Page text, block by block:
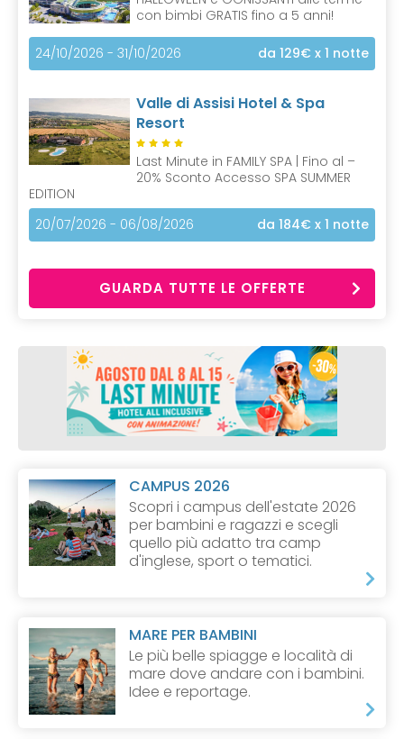
con bimbi GRATIS fino a 5 anni!
24/10/2026 - 31/10/2026 da 129€ x 1 notte
Valle di Assisi Hotel & Spa
Resort
Last Minute in FAMILY SPA | Fino al –
20% Sconto Accesso SPA SUMMER
EDITION
20/07/2026 - 06/08/2026
da 184€ x 1 notte
GUARDA TUTTE LE OFFERTE
CAMPUS 2026
Scopri i campus dell'estate 2026
per bambini e ragazzi e scegli
quello più adatto tra camp
d'inglese, sport o tematici.
MARE PER BAMBINI
Le più belle spiagge e località di
mare dove andare con i bambini.
Idee e reportage.